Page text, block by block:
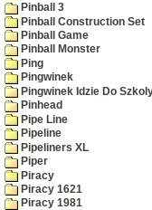
Pinball 3
Pinball Construction Set
Pinball Game
Pinball Monster
Ping
Pingwinek
Pingwinek Idzie Do
Pinhead
Pipe Line
Pipeline
Pipeliners XL
Piper
Piracy
Piracy 1621
Piracy 1981